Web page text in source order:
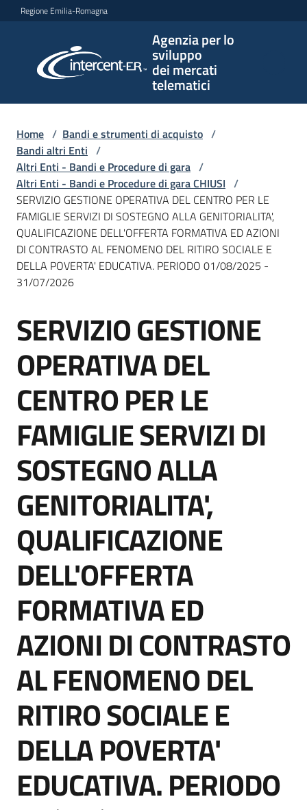
Vai al contenuto
Vai alla navigazione
Vai al footer
Regione Emilia-Romagna
Agenzia per lo
sviluppo
dei mercati
telematici
per lo
sviluppo
telematici
L'Agenzia
Bandi
e
strumenti
acquisto
Supporto
Piattaforme
telematiche
English
site
Seguici
su
Home / Bandi e strumenti di acquisto /
Bandi altri Enti /
Altri Enti - Bandi e Procedure di gara /
Altri Enti - Bandi e Procedure di gara CHIUSI /
SERVIZIO GESTIONE OPERATIVA DEL CENTRO PER LE
FAMIGLIE SERVIZI DI SOSTEGNO ALLA GENITORIALITA',
QUALIFICAZIONE DELL'OFFERTA FORMATIVA ED AZIONI
DI CONTRASTO AL FENOMENO DEL RITIRO SOCIALE E
DELLA POVERTA' EDUCATIVA. PERIODO 01/08/2025 -
31/07/2026
Salta al contenuto
SERVIZIO GESTIONE
OPERATIVA DEL
CENTRO PER LE
FAMIGLIE SERVIZI DI
SOSTEGNO ALLA
GENITORIALITA',
QUALIFICAZIONE
DELL'OFFERTA
FORMATIVA ED
AZIONI DI CONTRASTO
AL FENOMENO DEL
RITIRO SOCIALE E
DELLA POVERTA'
EDUCATIVA. PERIODO